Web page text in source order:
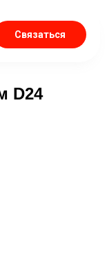
Связаться
D24